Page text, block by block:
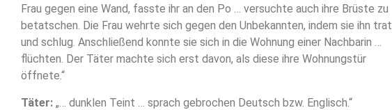
Frau gegen eine Wand, fasste ihr an den Po … versuchte auch ihre Brüste zu
betatschen. Die Frau wehrte sich gegen den Unbekannten, indem sie ihn trat
und schlug. Anschließend konnte sie sich in die Wohnung einer Nachbarin …
flüchten. Der Täter machte sich erst davon, als diese ihre Wohnungstür
öffnete.“
Täter: „… dunklen Teint … sprach gebrochen Deutsch bzw. Englisch.“